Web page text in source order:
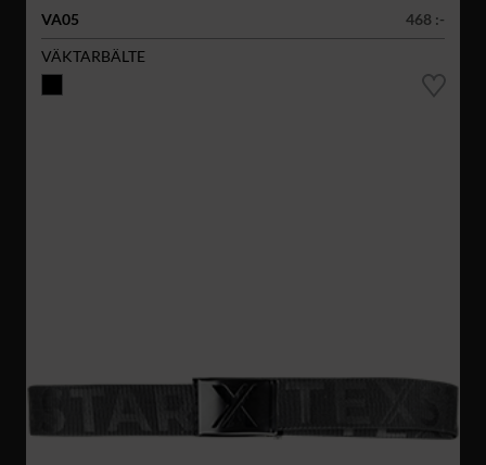
VA05
468 :-
VÄKTARBÄLTE